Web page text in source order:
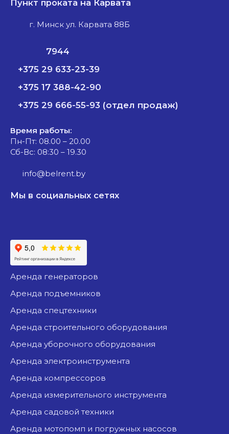
Пункт проката на Карвата
г. Минск ул. Карвата 88Б
7944
+375 29 633-23-39
+375 17 388-42-90
+375 29 666-55-93 (отдел продаж)
Время работы:
Пн-Пт: 08.00 – 20.00
Сб-Вс: 08:30 – 19.30
info@belrent.by
Мы в социальных сетях
аренда генераторов
аренда подъемников
аренда спецтехники
аренда строительного оборудования
аренда уборочного оборудования
аренда электроинструмента
аренда компрессоров
аренда измерительного инструмента
аренда садовой техники
аренда мотопомп и погружных насосов